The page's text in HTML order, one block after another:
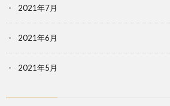
2021年7月
2021年6月
2021年5月